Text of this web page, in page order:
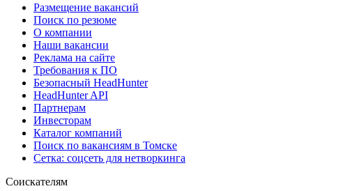
Размещение вакансий
Поиск по резюме
О компании
Наши вакансии
Реклама на сайте
Требования к ПО
Безопасный HeadHunter
HeadHunter API
Партнерам
Инвесторам
Каталог компаний
Поиск по вакансиям в Томске
Сетка: соцсеть для нетворкинга
Соискателям